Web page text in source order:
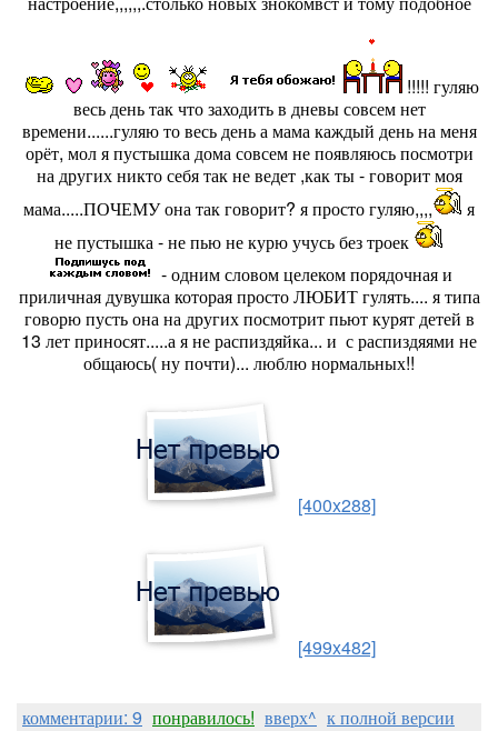
!!!!! гуляю
весь день так что заходить в дневы совсем нет
времени......гуляю то весь день а мама каждый день на меня
орёт, мол я пустышка дома совсем не появляюсь посмотри
на других никто себя так не ведет ,как ты - говорит моя
мама.....ПОЧЕМУ она так говорит? я просто гуляю,,,,
я
не пустышка - не пью не курю учусь без троек
- одним словом целеком порядочная и
приличная дувушка которая просто ЛЮБИТ гулять.... я типа
говорю пусть она на других посмотрит пьют курят детей в
13 лет приносят.....а я не распиздяйка... и с распиздяями не
общаюсь( ну почти)... люблю нормальных!!
[400x288]
[499x482]
комментарии: 9 понравилось! вверх^ к полной версии